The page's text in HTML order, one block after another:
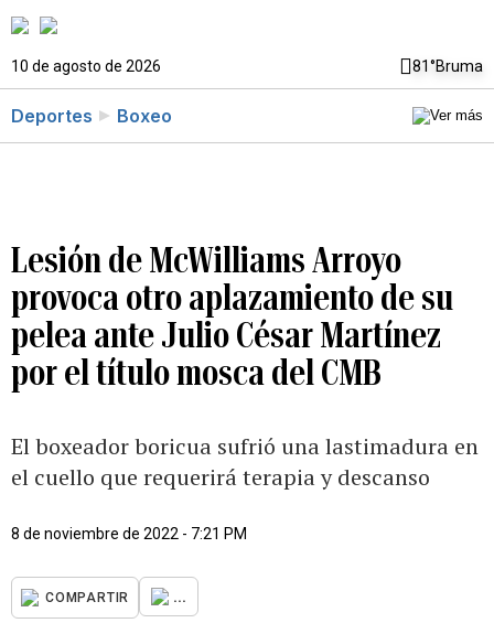
10 de agosto de 2026 81°Bruma
Deportes Boxeo
Lesión de McWilliams Arroyo
provoca otro aplazamiento de su
pelea ante Julio César Martínez
por el título mosca del CMB
El boxeador boricua sufrió una lastimadura en
el cuello que requerirá terapia y descanso
8 de noviembre de 2022 - 7:21 PM
COMPARTIR ...